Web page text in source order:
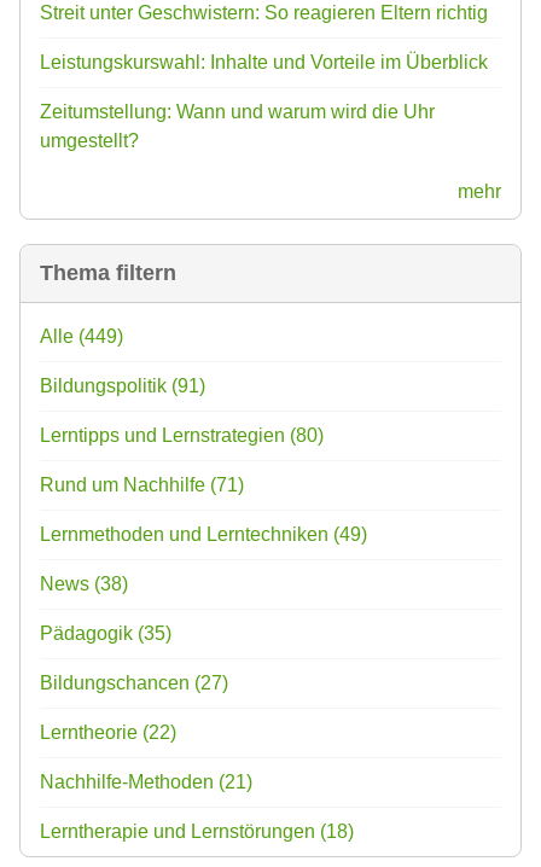
Streit unter Geschwistern: So reagieren Eltern richtig
Leistungskurswahl: Inhalte und Vorteile im Überblick
Zeitumstellung: Wann und warum wird die Uhr
umgestellt?
mehr
Thema filtern
Alle (449)
Bildungspolitik (91)
Lerntipps und Lernstrategien (80)
Rund um Nachhilfe (71)
Lernmethoden und Lerntechniken (49)
News (38)
Pädagogik (35)
Bildungschancen (27)
Lerntheorie (22)
Nachhilfe-Methoden (21)
Lerntherapie und Lernstörungen (18)